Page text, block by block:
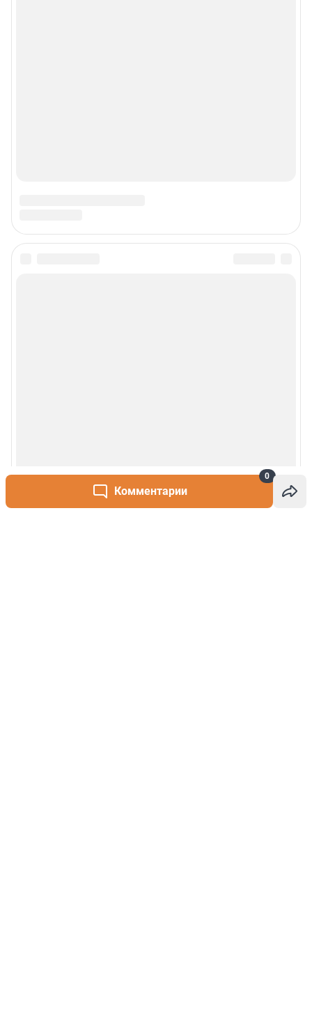
Комментарии
0